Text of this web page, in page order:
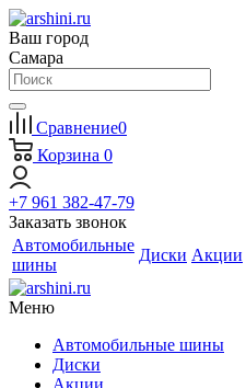
Ваш город
Самара
Сравнение0
Корзина 0
+7 961 382-47-79
Заказать звонок
Автомобильные
шины
Диски Акции
Меню
Автомобильные шины
Диски
Акции